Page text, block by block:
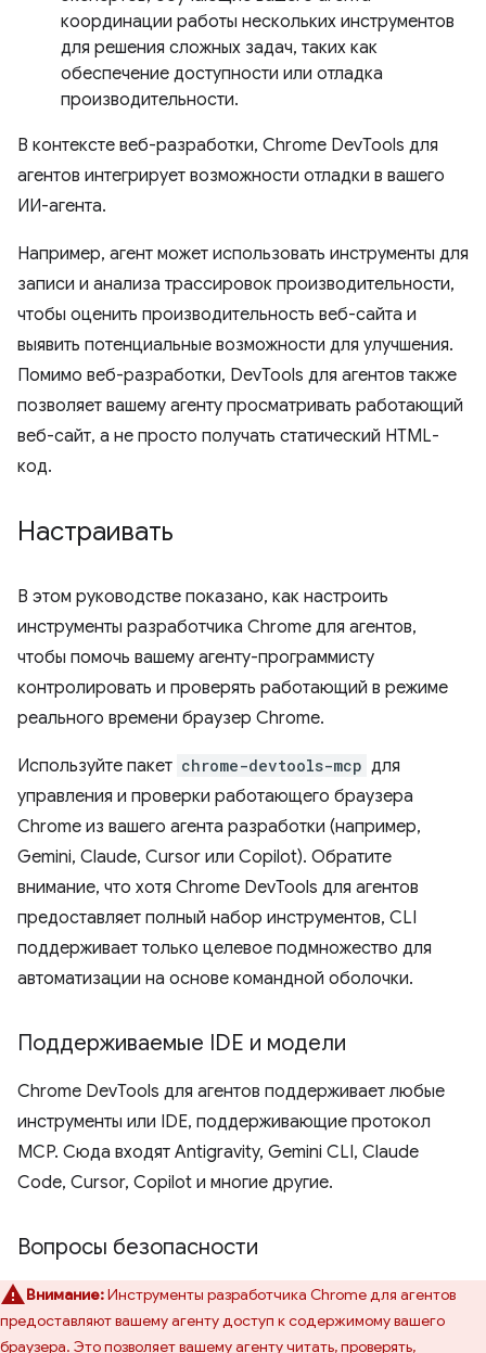
координации работы нескольких инструментов
для решения сложных задач, таких как
обеспечение доступности или отладка
производительности.
В контексте веб-разработки, Chrome DevTools для
агентов интегрирует возможности отладки в вашего
ИИ-агента.
Например, агент может использовать инструменты для
записи и анализа трассировок производительности,
чтобы оценить производительность веб-сайта и
выявить потенциальные возможности для улучшения.
Помимо веб-разработки, DevTools для агентов также
позволяет вашему агенту просматривать работающий
веб-сайт, а не просто получать статический HTML-
код.
Настраивать
В этом руководстве показано, как настроить
инструменты разработчика Chrome для агентов,
чтобы помочь вашему агенту-программисту
контролировать и проверять работающий в режиме
реального времени браузер Chrome.
Используйте пакет chrome-devtools-mcp для
управления и проверки работающего браузера
Chrome из вашего агента разработки (например,
Gemini, Claude, Cursor или Copilot). Обратите
внимание, что хотя Chrome DevTools для агентов
предоставляет полный набор инструментов, CLI
поддерживает только целевое подмножество для
автоматизации на основе командной оболочки.
Поддерживаемые IDE и модели
Chrome DevTools для агентов поддерживает любые
инструменты или IDE, поддерживающие протокол
MCP. Сюда входят Antigravity, Gemini CLI, Claude
Code, Cursor, Copilot и многие другие.
Вопросы безопасности
Внимание:Инструменты разработчика Chrome для агентов
предоставляют вашему агенту доступ к содержимому вашего
браузера. Это позволяет вашему агенту читать, проверять,